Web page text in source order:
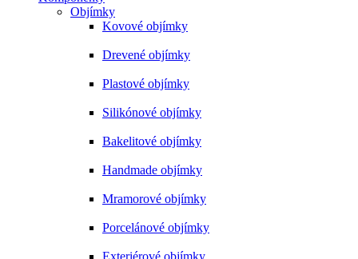
Objímky
Kovové objímky
Drevené objímky
Plastové objímky
Silikónové objímky
Bakelitové objímky
Handmade objímky
Mramorové objímky
Porcelánové objímky
Exteriérové objímky